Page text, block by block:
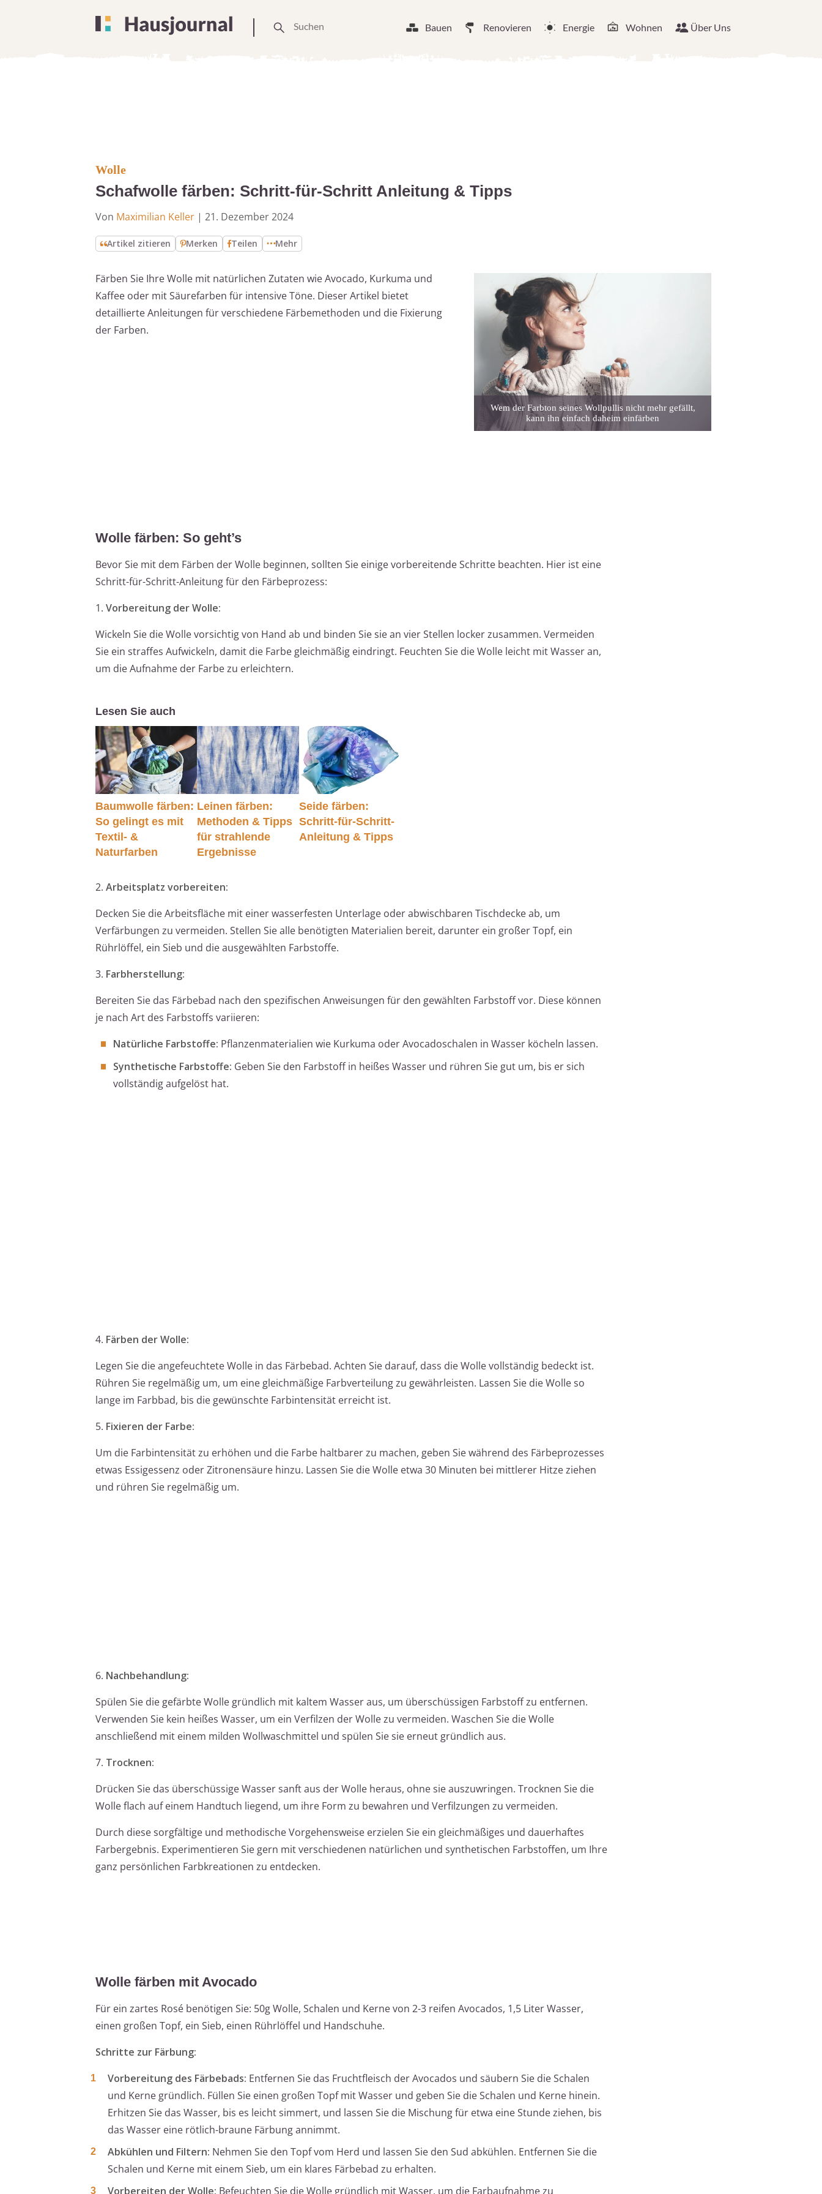
Bauen Renovieren Energie Wohnen Über Uns
Wolle
Schafwolle färben: Schritt-für-Schritt Anleitung & Tipps
Von Maximilian Keller | 21. Dezember 2024
Artikel zitieren Merken Teilen Mehr
Färben Sie Ihre Wolle mit natürlichen Zutaten wie Avocado, Kurkuma und
Kaffee oder mit Säurefarben für intensive Töne. Dieser Artikel bietet
detaillierte Anleitungen für verschiedene Färbemethoden und die Fixierung
der Farben.
Wem der Farbton seines Wollpullis nicht mehr gefällt,
kann ihn einfach daheim einfärben
Wolle färben: So geht’s
Bevor Sie mit dem Färben der Wolle beginnen, sollten Sie einige vorbereitende Schritte beachten. Hier ist eine
Schritt-für-Schritt-Anleitung für den Färbeprozess:
1. Vorbereitung der Wolle:
Wickeln Sie die Wolle vorsichtig von Hand ab und binden Sie sie an vier Stellen locker zusammen. Vermeiden
Sie ein straffes Aufwickeln, damit die Farbe gleichmäßig eindringt. Feuchten Sie die Wolle leicht mit Wasser an,
um die Aufnahme der Farbe zu erleichtern.
Lesen Sie auch
Baumwolle färben:
So gelingt es mit
Textil- &
Naturfarben
Leinen färben:
Methoden & Tipps
für strahlende
Ergebnisse
Seide färben:
Schritt-für-Schritt-
Anleitung & Tipps
2. Arbeitsplatz vorbereiten:
Decken Sie die Arbeitsfläche mit einer wasserfesten Unterlage oder abwischbaren Tischdecke ab, um
Verfärbungen zu vermeiden. Stellen Sie alle benötigten Materialien bereit, darunter ein großer Topf, ein
Rührlöffel, ein Sieb und die ausgewählten Farbstoffe.
3. Farbherstellung:
Bereiten Sie das Färbebad nach den spezifischen Anweisungen für den gewählten Farbstoff vor. Diese können
je nach Art des Farbstoffs variieren:
Natürliche Farbstoffe: Pflanzenmaterialien wie Kurkuma oder Avocadoschalen in Wasser köcheln lassen.
Synthetische Farbstoffe: Geben Sie den Farbstoff in heißes Wasser und rühren Sie gut um, bis er sich
vollständig aufgelöst hat.
4. Färben der Wolle:
Legen Sie die angefeuchtete Wolle in das Färbebad. Achten Sie darauf, dass die Wolle vollständig bedeckt ist.
Rühren Sie regelmäßig um, um eine gleichmäßige Farbverteilung zu gewährleisten. Lassen Sie die Wolle so
lange im Farbbad, bis die gewünschte Farbintensität erreicht ist.
5. Fixieren der Farbe:
Um die Farbintensität zu erhöhen und die Farbe haltbarer zu machen, geben Sie während des Färbeprozesses
etwas Essigessenz oder Zitronensäure hinzu. Lassen Sie die Wolle etwa 30 Minuten bei mittlerer Hitze ziehen
und rühren Sie regelmäßig um.
6. Nachbehandlung:
Spülen Sie die gefärbte Wolle gründlich mit kaltem Wasser aus, um überschüssigen Farbstoff zu entfernen.
Verwenden Sie kein heißes Wasser, um ein Verfilzen der Wolle zu vermeiden. Waschen Sie die Wolle
anschließend mit einem milden Wollwaschmittel und spülen Sie sie erneut gründlich aus.
7. Trocknen:
Drücken Sie das überschüssige Wasser sanft aus der Wolle heraus, ohne sie auszuwringen. Trocknen Sie die
Wolle flach auf einem Handtuch liegend, um ihre Form zu bewahren und Verfilzungen zu vermeiden.
Durch diese sorgfältige und methodische Vorgehensweise erzielen Sie ein gleichmäßiges und dauerhaftes
Farbergebnis. Experimentieren Sie gern mit verschiedenen natürlichen und synthetischen Farbstoffen, um Ihre
ganz persönlichen Farbkreationen zu entdecken.
Wolle färben mit Avocado
Für ein zartes Rosé benötigen Sie: 50g Wolle, Schalen und Kerne von 2-3 reifen Avocados, 1,5 Liter Wasser,
einen großen Topf, ein Sieb, einen Rührlöffel und Handschuhe.
Schritte zur Färbung:
Vorbereitung des Färbebads: Entfernen Sie das Fruchtfleisch der Avocados und säubern Sie die Schalen
und Kerne gründlich. Füllen Sie einen großen Topf mit Wasser und geben Sie die Schalen und Kerne hinein.
Erhitzen Sie das Wasser, bis es leicht simmert, und lassen Sie die Mischung für etwa eine Stunde ziehen, bis
das Wasser eine rötlich-braune Färbung annimmt.
Abkühlen und Filtern: Nehmen Sie den Topf vom Herd und lassen Sie den Sud abkühlen. Entfernen Sie die
Schalen und Kerne mit einem Sieb, um ein klares Färbebad zu erhalten.
Vorbereiten der Wolle: Befeuchten Sie die Wolle gründlich mit Wasser, um die Farbaufnahme zu